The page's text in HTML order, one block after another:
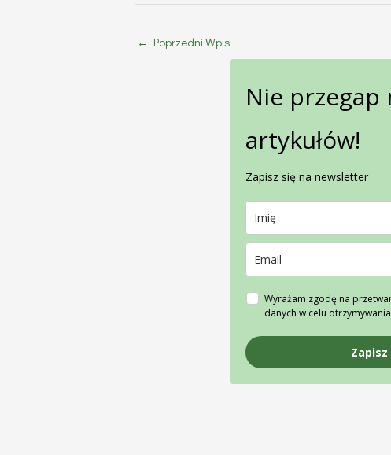
← Poprzedni Wpis
Nie przegap
artykułów!
Zapisz się na newsletter
Wyrażam zgodę na
danych w celu